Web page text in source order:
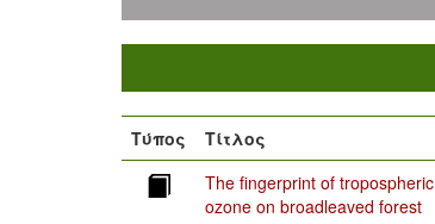
Τύπος Τίτλος
The fingerprint of tropospheric
ozone on broadleaved forest